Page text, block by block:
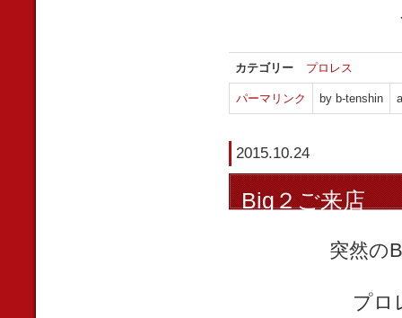
カテゴリー プロレス
パーマリンク by b-tenshin
2015.10.24
Big２ご来店
突然の
プロ